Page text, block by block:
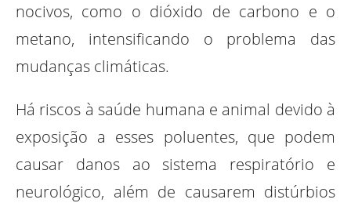
nocivos, como o dióxido de carbono e o
metano, intensificando o problema das
mudanças climáticas.
Há riscos à saúde humana e animal devido à
exposição a esses poluentes, que podem
causar danos ao sistema respiratório e
neurológico, além de causarem distúrbios